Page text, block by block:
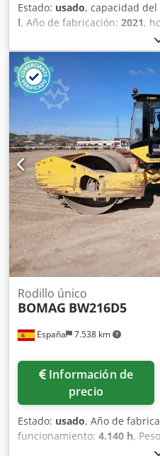
Estado: usado, capacidad
l, Año de fabricación: 2021,
, Peso en vacío: 2.700 kg
x 257 cm Ubicación:
BOMAG BW120AD5 es ideal
ligera en obras urbanas o
Buena maniobrabilidad,
funcionamiento correcto. Se
preparado para trabajar
optimizar tu inversión con
Tipología: Ligera Anchura de
de tambor: 700 mm Djdpsy
depósito: 35 l CE
España 7.538 km
Rodillo único
BOMAG BW216D5
Información de
precio
Estado: usado, Año de
funcionamiento: 4.140 h,
Dimensiones (lxanxal): 622 x